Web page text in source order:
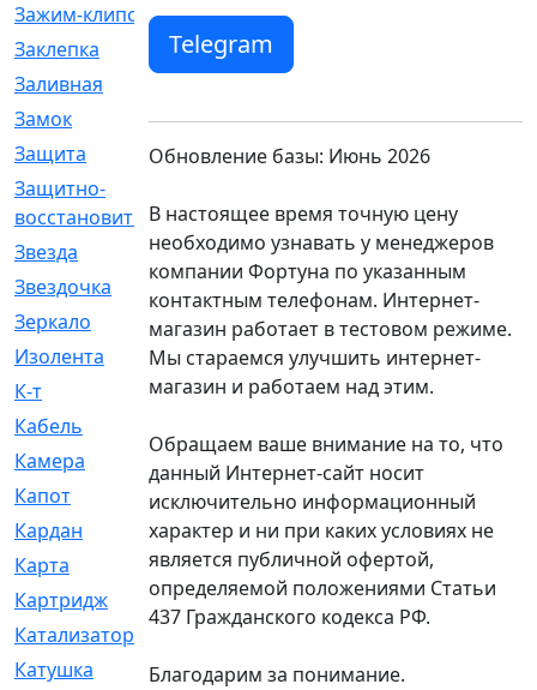
Зажим-клипса
[1]
Заклепка
[1]
Заливная
Замок
[12]
Защита
[79]
Защитно-
восстановительный
Звезда
[1]
Звездочка
[5]
Зеркало
[369]
Изолента
[1]
К-т
[13]
Кабель
Камера
[4]
Капот
[144]
Кардан
[131]
Карта
[2]
Картридж
[250]
Катализатор
[1]
Катушка
[2]
Telegram
Обновление базы: Июнь 2026
В настоящее время точную цену
необходимо узнавать у менеджеров
компании Фортуна по указанным
контактным телефонам. Интернет-
магазин работает в тестовом режиме.
Мы стараемся улучшить интернет-
магазин и работаем над этим.
Обращаем ваше внимание на то, что
данный Интернет-сайт носит
исключительно информационный
характер и ни при каких условиях не
является публичной офертой,
определяемой положениями Статьи
437 Гражданского кодекса РФ.
Благодарим за понимание.